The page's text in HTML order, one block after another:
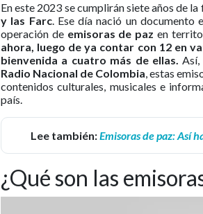
En este 2023 se cumplirán siete años de
y las Farc. Ese día nació un documento
operación de emisoras de paz en
ahora, luego de ya contar con 12 en
bienvenida a cuatro más de ellas. Así,
Radio Nacional de Colombia, estas
contenidos culturales, musicales e
país.
Lee también:Emisoras de paz: Así
¿Qué son las